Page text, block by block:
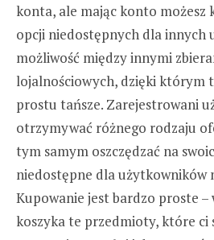
konta, ale mając konto możesz
opcji niedostępnych dla innych
możliwość między innymi
lojalnościowych, dzięki którym
prostu tańsze. Zarejestrowani
otrzymywać różnego rodzaju
tym samym oszczędzać na
niedostępne dla użytkowników
Kupowanie jest bardzo proste
koszyka te przedmioty, które ci